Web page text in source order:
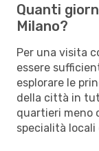
Quanti
Milano?
Per una visita
essere
esplorare le
della città in
quartieri meno
specialità locali